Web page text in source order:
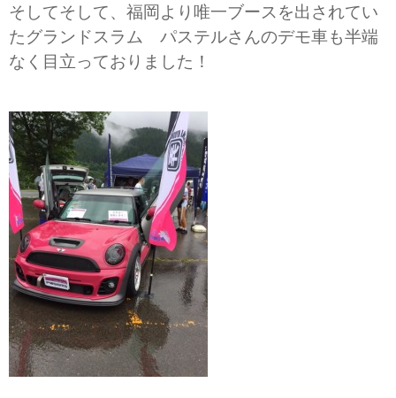
そしてそして、福岡より唯一ブースを出されてい
たグランドスラム パステルさんのデモ車も半端
なく目立っておりました！